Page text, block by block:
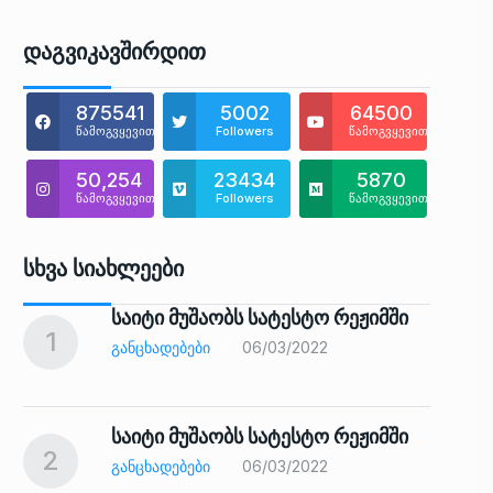
Დაგვიკავშირდით
875541
წამოგვყევით
5002
Followers
64500
წამოგვყევით
50,254
წამოგვყევით
23434
Followers
5870
წამოგვყევით
Სხვა Სიახლეები
1
საიტი მუშაობს სატესტო რეჟიმში
ᲒᲐᲜᲪᲮᲐᲓᲔᲑᲔᲑᲘ 06/03/2022
2
საიტი მუშაობს სატესტო რეჟიმში
ᲒᲐᲜᲪᲮᲐᲓᲔᲑᲔᲑᲘ 06/03/2022